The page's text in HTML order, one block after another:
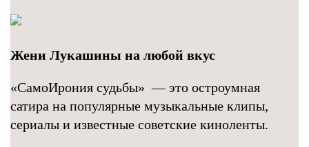
Жени Лукашины на любой вкус
«СамоИрония судьбы» — это остроумная
сатира на популярные музыкальные клипы,
сериалы и известные советские киноленты.